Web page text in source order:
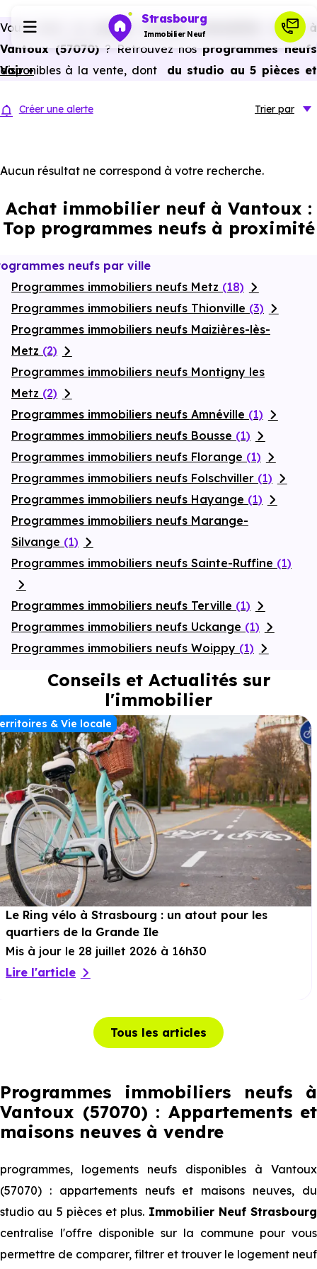
Strasbourg
Immobilier Neuf
Investir
Actualités
Ressources
Financer
Vous avez un
projet d’achat immobilier neuf à
Vantoux (57070)? Retrouvez nos programmes neufs
disponibles à la vente, dont
du studio au 5 pièces et
avantages du neuf :PTZ, TVA réduitedans certains cas,
énergétiques, garanties constructeur, etc.
Voir +
Créer une alerte Trier par
Aucun résultat ne correspond à votre recherche.
Achat immobilier neuf à Vantoux :
Top programmes neufs à proximité
neufs par ville
Programmes immobiliers neufs Metz (18)
Programmes immobiliers neufs Thionville (3)
Programmes immobiliers neufs Maizières-lès-
Metz (2)
Programmes immobiliers neufs Montigny les
Metz (2)
Programmes immobiliers neufs Amnéville (1)
Programmes immobiliers neufs Bousse (1)
Programmes immobiliers neufs Florange (1)
Programmes immobiliers neufs Folschviller (1)
Programmes immobiliers neufs Hayange (1)
Programmes immobiliers neufs Marange-
Silvange (1)
Programmes immobiliers neufs Sainte-Ruffine (1)
Programmes immobiliers neufs Terville (1)
Programmes immobiliers neufs Uckange (1)
Programmes immobiliers neufs Woippy (1)
Conseils et Actualités sur
l'immobilier
& Vie locale
Le Ring vélo à Strasbourg : un atout pour les
quartiers de la Grande Ile
Mis à jour le 28 juillet 2026 à 16h30
Lire l'article
Tous les articles
Programmes immobiliers neufs à
Vantoux (57070) : Appartements et
maisons neuves à vendre
programmes, logements neufs disponibles à Vantoux
(57070) : appartements neufs et maisons neuves, du
studio au 5 pièces et plus. Immobilier Neuf Strasbourg
centralise l'offre disponible sur la commune pour vous
permettre de comparer, filtrer et trouver le logement neuf